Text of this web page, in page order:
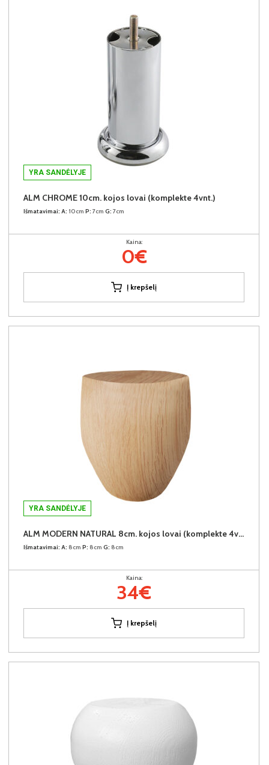
YRA SANDĖLYJE
ALM CHROME 10cm. kojos lovai (komplekte 4vnt.)
Išmatavimai: A: 10cm P: 7cm G: 7cm
Kaina:
0€
Į krepšelį
YRA SANDĖLYJE
ALM MODERN NATURAL 8cm. kojos lovai (komplekte 4vnt.) +34€
Išmatavimai: A: 8cm P: 8cm G: 8cm
Kaina:
34€
Į krepšelį